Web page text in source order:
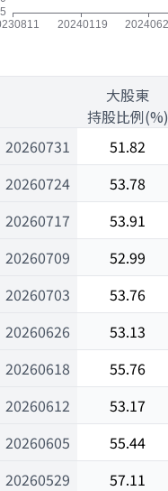
20260731
20260724
20260717
20260709
20260703
20260626
20260618
20260612
20260605
20260529
大股東
持股比例(%)
51.82
53.78
53.91
52.99
53.76
53.13
55.76
53.17
55.44
57.11